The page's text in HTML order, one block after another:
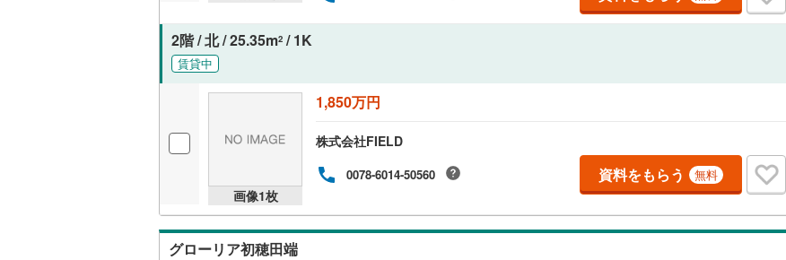
2階 / 北 / 25.35m2 / 1K
賃貸中
画像1枚
1,850万円
株式会社FIELD
0078-6014-50560 資料をもらう 無料
グローリア初穂田端
オンライン対応とは？